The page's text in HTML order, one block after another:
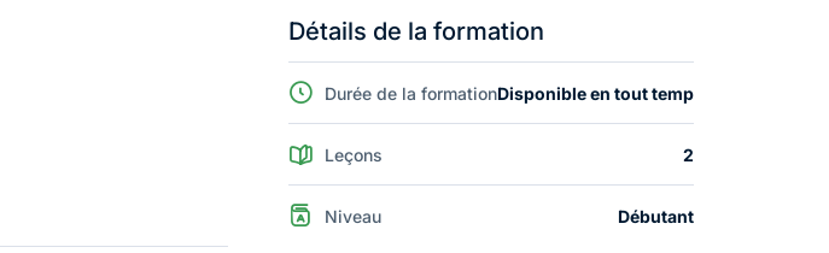
Détails de la formation
Durée de la formationDisponible en tout temp
Leçons 2
Niveau Débutant